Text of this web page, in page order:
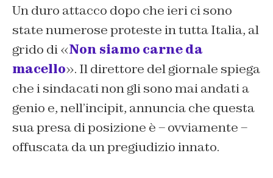
Un duro attacco dopo che ieri ci sono
state numerose proteste in tutta Italia, al
grido di «Non siamo carne da
macello». Il direttore del giornale spiega
che i sindacati non gli sono mai andati a
genio e, nell’incipit, annuncia che questa
sua presa di posizione è – ovviamente –
offuscata da un pregiudizio innato.